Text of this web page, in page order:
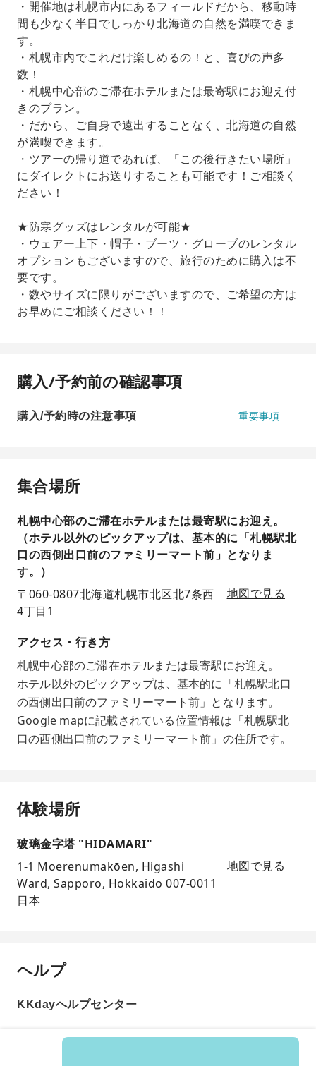
・開催地は札幌市内にあるフィールドだから、移動時
間も少なく半日でしっかり北海道の自然を満喫できま
す。
・札幌市内でこれだけ楽しめるの！と、喜びの声多
数！
・札幌中心部のご滞在ホテルまたは最寄駅にお迎え付
きのプラン。
・だから、ご自身で遠出することなく、北海道の自然
が満喫できます。
・ツアーの帰り道であれば、「この後行きたい場所」
にダイレクトにお送りすることも可能です！ご相談く
ださい！
★防寒グッズはレンタルが可能★
・ウェアー上下・帽子・ブーツ・グローブのレンタル
オプションもございますので、旅行のために購入は不
要です。
・数やサイズに限りがございますので、ご希望の方は
お早めにご相談ください！！
購入/予約前の確認事項
購入/予約時の注意事項 重要事項
集合場所
札幌中心部のご滞在ホテルまたは最寄駅にお迎え。
（ホテル以外のピックアップは、基本的に「札幌駅北
口の西側出口前のファミリーマート前」となりま
す。）
〒060-0807北海道札幌市北区北7条西
4丁目1
地図で見る
アクセス・行き方
札幌中心部のご滞在ホテルまたは最寄駅にお迎え。
ホテル以外のピックアップは、基本的に「札幌駅北口
の西側出口前のファミリーマート前」となります。
Google mapに記載されている位置情報は「札幌駅北
口の西側出口前のファミリーマート前」の住所です。
体験場所
玻璃金字塔 "HIDAMARI"
1-1 Moerenumakōen, Higashi
Ward, Sapporo, Hokkaido 007-0011
日本
地図で見る
ヘルプ
KKdayヘルプセンター